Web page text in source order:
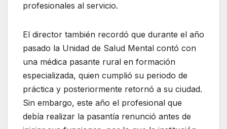
profesionales al servicio.
El director también recordó que durante el año
pasado la Unidad de Salud Mental contó con
una médica pasante rural en formación
especializada, quien cumplió su periodo de
práctica y posteriormente retornó a su ciudad.
Sin embargo, este año el profesional que
debía realizar la pasantía renunció antes de